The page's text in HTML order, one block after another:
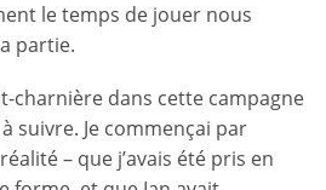
le temps de jouer nous
partie.
charnière dans cette campagne
suivre. Je commençai par
– que j’avais été pris en